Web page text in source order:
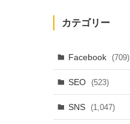
投
稿
た
記
事
カテゴリー
Facebook (709)
SEO (523)
SNS (1,047)